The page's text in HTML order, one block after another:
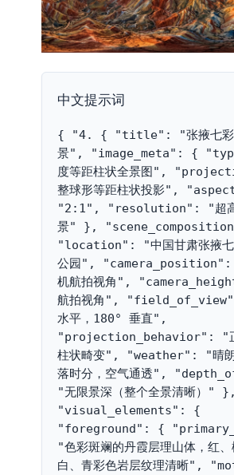
中文提示词
{ "4. { "title": "张掖七彩丹
景", "image_meta": {
度等距柱状全景图",
整球形等距柱状投影",
"2:1", "resolution": "超高
景" },
"location": "中国甘肃张掖七
公园", "camera_position":
机航拍视角",
航拍视角",
水平，180° 垂直",
"projection_behavior": "正
柱状畸变", "weather": "晴朗
落时分，空气通透",
"无限景深（整个全景清晰）" },
"visual_elements": {
"foreground": {
"色彩斑斓的丹霞层理山体，红、
白、青彩色岩层纹理清晰",